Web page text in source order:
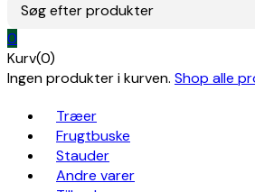
Søg efter produkter
0
Kurv(0)
Ingen produkter i kurven. Shop alle
Træer
Frugtbuske
Stauder
Andre varer